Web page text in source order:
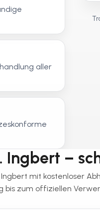
aller
Ingbert –
mit kostenloser
bis zum offiziellen